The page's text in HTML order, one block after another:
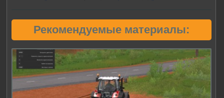
Рекомендуемые материалы: